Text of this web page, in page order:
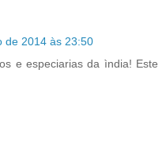
de 2014 às 23:50
e especiarias da ìndia! Este